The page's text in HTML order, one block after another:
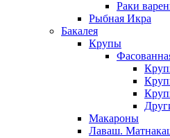
Раки
Рыбная Икра
Бакалея
Крупы
Макароны
Лаваш.